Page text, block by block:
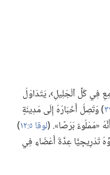
فِي كُلِّ ٱلْجَلِيلِ›،‏ يَتَدَاوَلُ
‏)‏ وَتَصِلُ أَخْبَارُهُ إِلَى مَدِينَةٍ
«مَمْلُوءٌ بَرَصًا».‏ (‏لوقا ٥:‏١٢
‏)‏
تَدْرِيجِيًّا عِدَّةَ أَعْضَاءٍ فِي